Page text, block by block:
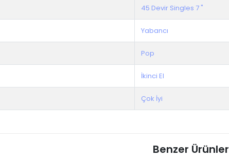
45 Devir Singles 7 "
Yabancı
Pop
İkinci El
Çok İyi
Benzer Ürünler